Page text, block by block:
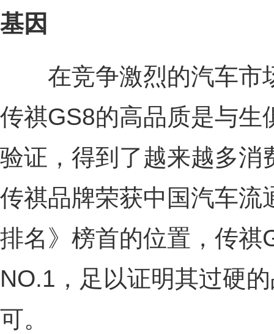
基因
在竞争激烈的汽车市
传祺GS8的高品质是与生
验证，得到了越来越多消
传祺品牌荣获中国汽车流
排名》榜首的位置，传祺
NO.1，足以证明其过硬
可。